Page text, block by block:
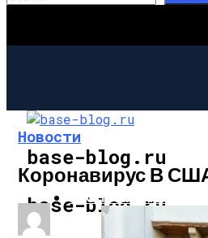
base-blog.ru
base-blog.ru
ЭКОНОМИКА И
Новости
Коронавирус В США